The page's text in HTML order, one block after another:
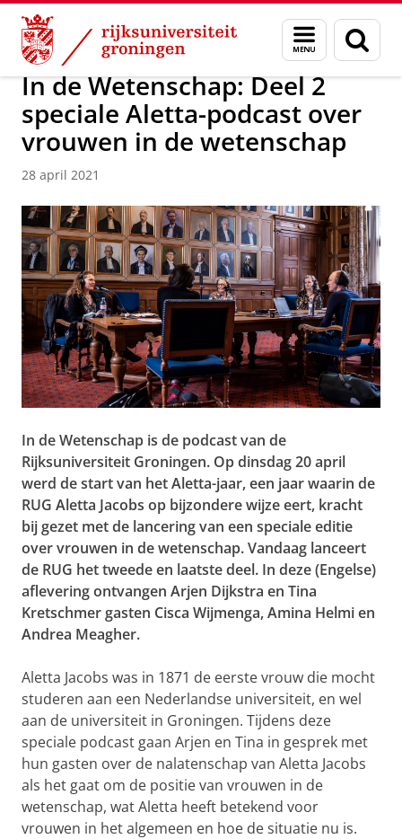
Skip
Content
Skip
Navigation
Menu
en
zoeken
Over ons Actueel Nieuws Nieuwsberichten
In de Wetenschap: Deel 2
speciale Aletta-podcast over
vrouwen in de wetenschap
28 april 2021
In de Wetenschap is de podcast van de
Rijksuniversiteit Groningen. Op dinsdag 20 april
werd de start van het Aletta-jaar, een jaar waarin de
RUG Aletta Jacobs op bijzondere wijze eert, kracht
bij gezet met de lancering van een speciale editie
over vrouwen in de wetenschap. Vandaag lanceert
de RUG het tweede en laatste deel. In deze (Engelse)
aflevering ontvangen Arjen Dijkstra en Tina
Kretschmer gasten Cisca Wijmenga, Amina Helmi en
Andrea Meagher.
Aletta Jacobs was in 1871 de eerste vrouw die mocht
studeren aan een Nederlandse universiteit, en wel
aan de universiteit in Groningen. Tijdens deze
speciale podcast gaan Arjen en Tina in gesprek met
hun gasten over de nalatenschap van Aletta Jacobs
als het gaat om de positie van vrouwen in de
wetenschap, wat Aletta heeft betekend voor
vrouwen in het algemeen en hoe de situatie nu is.